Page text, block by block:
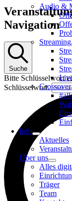
Audio &
Streaming
Crossover
Info
Aktuelles
Über uns
Alles
Träger
Team
Veranstaltungen
Navigation
Suche
Bitte Schlüsselwort
Schlüsselwort.